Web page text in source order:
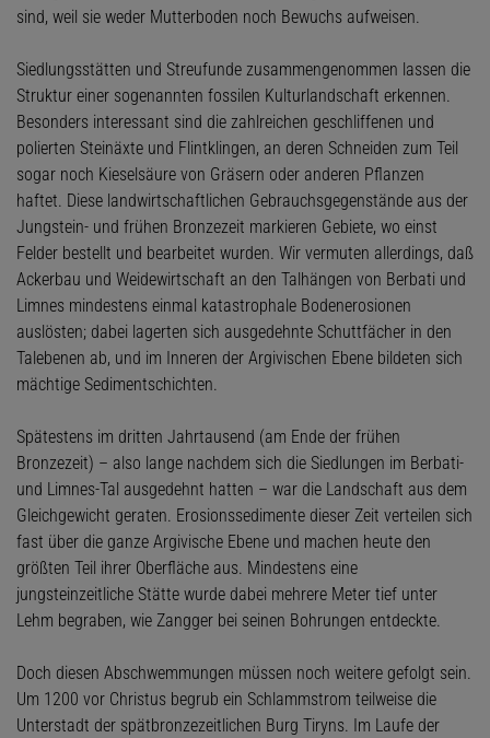
sind, weil sie weder Mutterboden noch Bewuchs aufweisen.
Siedlungsstätten und Streufunde zusammengenommen lassen die
Struktur einer sogenannten fossilen Kulturlandschaft erkennen.
Besonders interessant sind die zahlreichen geschliffenen und
polierten Steinäxte und Flintklingen, an deren Schneiden zum Teil
sogar noch Kieselsäure von Gräsern oder anderen Pflanzen
haftet. Diese landwirtschaftlichen Gebrauchsgegenstände aus der
Jungstein- und frühen Bronzezeit markieren Gebiete, wo einst
Felder bestellt und bearbeitet wurden. Wir vermuten allerdings, daß
Ackerbau und Weidewirtschaft an den Talhängen von Berbati und
Limnes mindestens einmal katastrophale Bodenerosionen
auslösten; dabei lagerten sich ausgedehnte Schuttfächer in den
Talebenen ab, und im Inneren der Argivischen Ebene bildeten sich
mächtige Sedimentschichten.
Spätestens im dritten Jahrtausend (am Ende der frühen
Bronzezeit) – also lange nachdem sich die Siedlungen im Berbati-
und Limnes-Tal ausgedehnt hatten – war die Landschaft aus dem
Gleichgewicht geraten. Erosionssedimente dieser Zeit verteilen sich
fast über die ganze Argivische Ebene und machen heute den
größten Teil ihrer Oberfläche aus. Mindestens eine
jungsteinzeitliche Stätte wurde dabei mehrere Meter tief unter
Lehm begraben, wie Zangger bei seinen Bohrungen entdeckte.
Doch diesen Abschwemmungen müssen noch weitere gefolgt sein.
Um 1200 vor Christus begrub ein Schlammstrom teilweise die
Unterstadt der spätbronzezeitlichen Burg Tiryns. Im Laufe der